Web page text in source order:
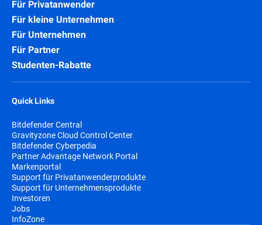
Für Privatanwender
Für kleine Unternehmen
Für Unternehmen
Für Partner
Studenten-Rabatte
Quick Links
Bitdefender Central
Gravityzone Cloud Control Center
Bitdefender Cyberpedia
Partner Advantage Network Portal
Markenportal
Support für Privatanwenderprodukte
Support für Unternehmensprodukte
Investoren
Jobs
InfoZone